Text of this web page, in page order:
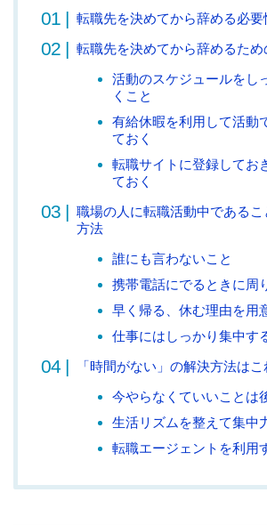
転職先を決めてから辞める必要
転職先を決めてから辞めるた
活動のスケジュールをし
くこと
有給休暇を利用して活動
ておく
転職サイトに登録してお
ておく
職場の人に転職活動中である
方法
誰にも言わないこと
携帯電話にでるときに周
早く帰る、休む理由を用
仕事にはしっかり集中す
「時間がない」の解決方法はこ
今やらなくていいことは
生活リズムを整えて集中
転職エージェントを利用